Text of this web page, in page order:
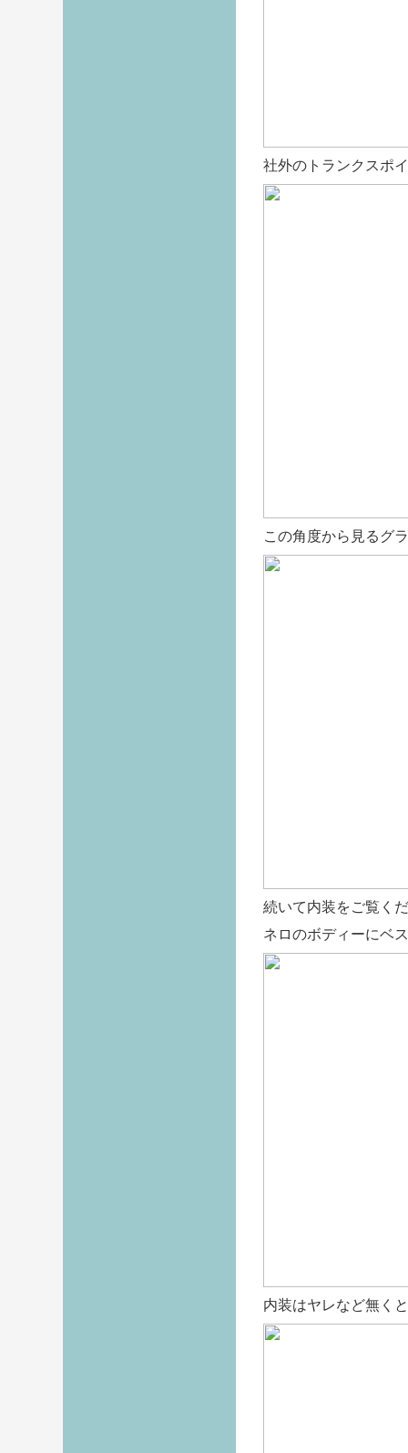
社外のトランクスポ
この角度から見るグ
続いて内装をご覧く
ネロのボディーにベ
内装はヤレなど無く